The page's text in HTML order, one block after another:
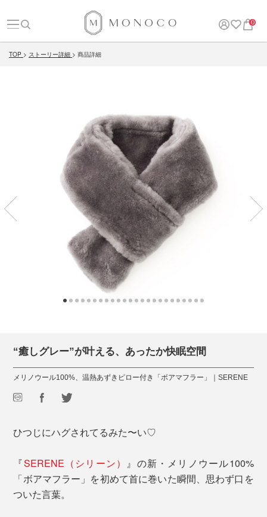
0
TOP ストーリー詳細 商品詳細
“癒しグレー”が叶える、あったか快眠空間
メリノウール100%、温熱あずきピロー付き「ボアマフラー」｜SERENE
ひつじにハグされてるみた〜い♡
『SERENE（シリーン）
』の新・メリノウール100%
「ボアマフラー」を初めて首に巻いた瞬間、思わず口を
ついた言葉。